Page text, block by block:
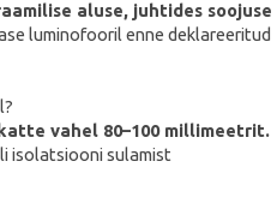
aluse, juhtides soojuse
luminofooril enne deklareeritud
vahel 80–100 millimeetrit.
isolatsiooni sulamist